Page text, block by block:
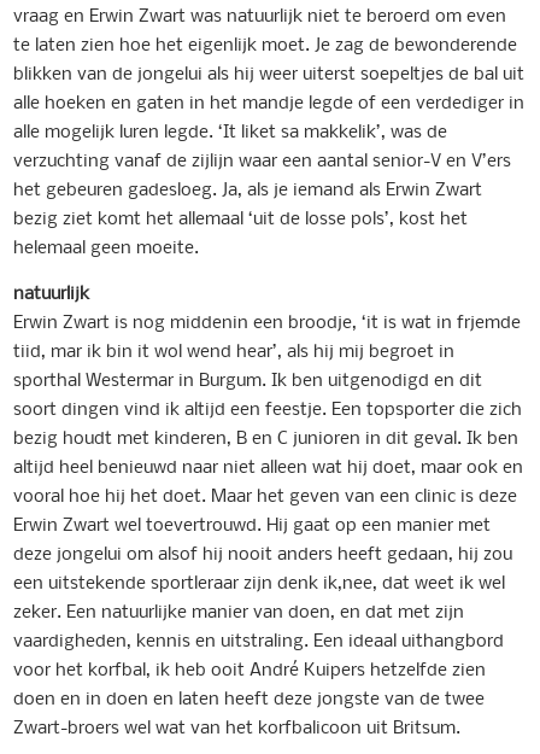
vraag en Erwin Zwart was natuurlijk niet te beroerd om even
te laten zien hoe het eigenlijk moet. Je zag de bewonderende
blikken van de jongelui als hij weer uiterst soepeltjes de bal uit
alle hoeken en gaten in het mandje legde of een verdediger in
alle mogelijk luren legde. ‘It liket sa makkelik’, was de
verzuchting vanaf de zijlijn waar een aantal senior-V en V’ers
het gebeuren gadesloeg. Ja, als je iemand als Erwin Zwart
bezig ziet komt het allemaal ‘uit de losse pols’, kost het
helemaal geen moeite.
natuurlijk
Erwin Zwart is nog middenin een broodje, ‘it is wat in frjemde
tiid, mar ik bin it wol wend hear’, als hij mij begroet in
sporthal Westermar in Burgum. Ik ben uitgenodigd en dit
soort dingen vind ik altijd een feestje. Een topsporter die zich
bezig houdt met kinderen, B en C junioren in dit geval. Ik ben
altijd heel benieuwd naar niet alleen wat hij doet, maar ook en
vooral hoe hij het doet. Maar het geven van een clinic is deze
Erwin Zwart wel toevertrouwd. Hij gaat op een manier met
deze jongelui om alsof hij nooit anders heeft gedaan, hij zou
een uitstekende sportleraar zijn denk ik,nee, dat weet ik wel
zeker. Een natuurlijke manier van doen, en dat met zijn
vaardigheden, kennis en uitstraling. Een ideaal uithangbord
voor het korfbal, ik heb ooit André Kuipers hetzelfde zien
doen en in doen en laten heeft deze jongste van de twee
Zwart-broers wel wat van het korfbalicoon uit Britsum.